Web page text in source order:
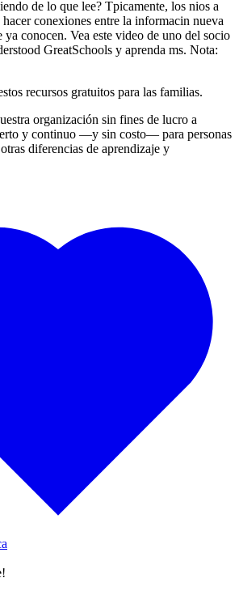
de lo que lee? Tpicamente, los nios a
hacer conexiones entre la informacin nueva
ya conocen. Vea este video de uno del socio
GreatSchools y aprenda ms. Nota:
recursos gratuitos para las familias.
organización sin fines de lucro a
y continuo —y sin costo— para personas
diferencias de aprendizaje y